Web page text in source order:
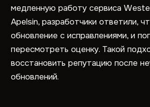
медленную работу сервиса
Apelsin, разработчики ответили,
обновление с исправлениями, и
пересмотреть оценку. Такой
восстановить репутацию после
обновлений.